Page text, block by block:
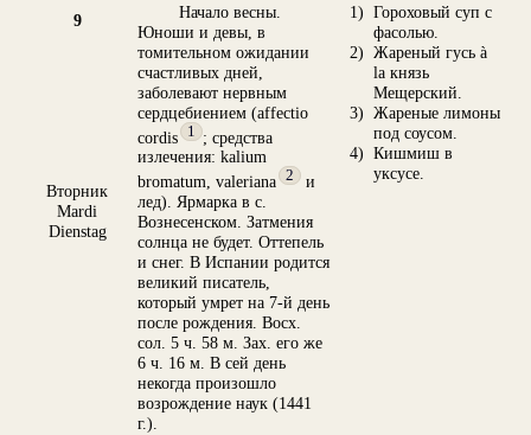
9
Начало весны.
Юноши и девы, в
томительном ожидании
счастливых дней,
заболевают нервным
сердцебиением (affectio
cordis
1
; средства
излечения: kalium
bromatum, valeriana 2
и
лед). Ярмарка в с.
Вознесенском. Затмения
солнца не будет. Оттепель
и снег. В Испании родится
великий писатель,
который умрет на 7-й день
после рождения. Восх.
сол. 5 ч. 58 м. Зах. его же
6 ч. 16 м. В сей день
некогда произошло
возрождение наук (1441
г.).
1) Гороховый суп с
фасолью.
2) Жареный гусь à
la князь
Мещерский.
3) Жареные лимоны
под соусом.
4) Кишмиш в
уксусе.
Вторник
Mardi
Dienstag